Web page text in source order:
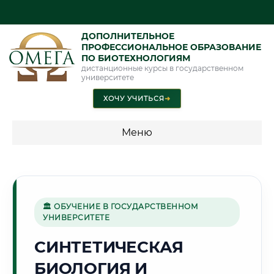
ДОПОЛНИТЕЛЬНОЕ
ПРОФЕССИОНАЛЬНОЕ ОБРАЗОВАНИЕ
ПО БИОТЕХНОЛОГИЯМ
дистанционные курсы в государственном
университете
ХОЧУ УЧИТЬСЯ➜
Меню
🏯
Г. ТВЕРЬ
🏛 ОБУЧЕНИЕ В ГОСУДАРСТВЕННОМ
УНИВЕРСИТЕТЕ
СИНТЕТИЧЕСКАЯ
БИОЛОГИЯ И